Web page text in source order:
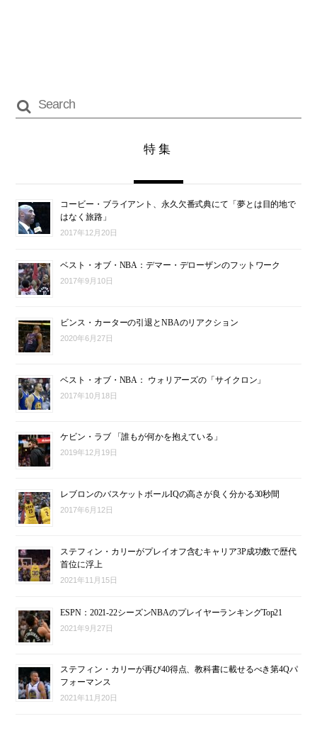
特集
コービー・ブライアント、永久欠番式典にて「夢とは目的地で
はなく旅路」
2017年12月20日
ベスト・オブ・NBA：デマー・デローザンのフットワーク
2017年9月10日
ビンス・カーターの引退とNBAのリアクション
2020年6月27日
ベスト・オブ・NBA： ウォリアーズの「サイクロン」
2017年10月18日
ケビン・ラブ 「誰もが何かを抱えている」
2019年12月19日
レブロンのバスケットボールIQの高さが良く分かる30秒間
2017年6月12日
ステフィン・カリーがプレイオフ含むキャリア3P成功数で歴代
首位に浮上
2021年11月15日
ESPN：2021-22シーズンNBAのプレイヤーランキングTop21
2021年9月27日
ステフィン・カリーが再び40得点、教科書に載せるべき第4Qパ
フォーマンス
2021年11月20日